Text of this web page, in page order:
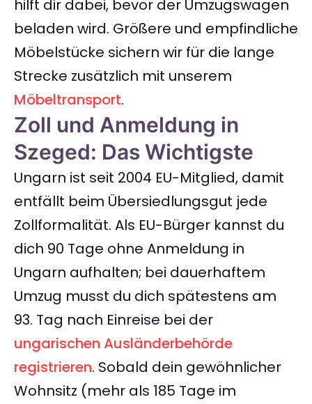
hilft dir dabei, bevor der Umzugswagen
beladen wird. Größere und empfindliche
Möbelstücke sichern wir für die lange
Strecke zusätzlich mit unserem
Möbeltransport.
Zoll und Anmeldung in
Szeged: Das Wichtigste
Ungarn ist seit 2004 EU-Mitglied, damit
entfällt beim Übersiedlungsgut jede
Zollformalität. Als EU-Bürger kannst du
dich 90 Tage ohne Anmeldung in
Ungarn aufhalten; bei dauerhaftem
Umzug musst du dich spätestens am
93. Tag nach Einreise bei der
ungarischen Ausländerbehörde
registrieren. Sobald dein gewöhnlicher
Wohnsitz (mehr als 185 Tage im